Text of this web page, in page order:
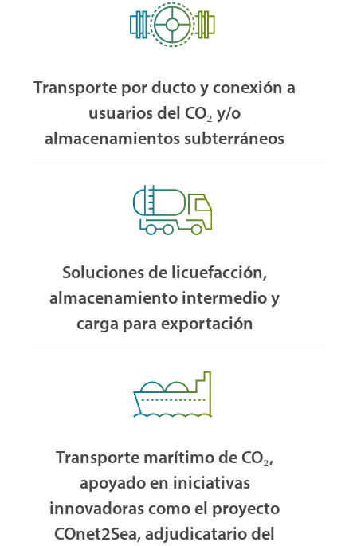
Transporte por ducto y conexión a
usuarios del CO₂ y/o
almacenamientos subterráneos
Soluciones de licuefacción,
almacenamiento intermedio y
carga para exportación
Transporte marítimo de CO₂,
apoyado en iniciativas
innovadoras como el proyecto
COnet2Sea, adjudicatario del